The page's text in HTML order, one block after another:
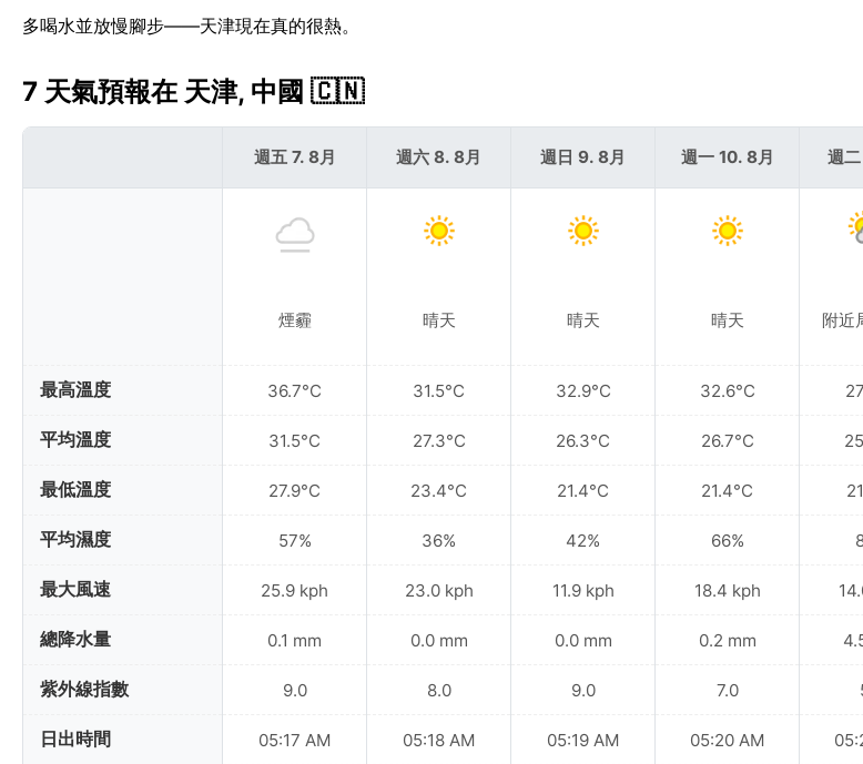
多喝水並放慢腳步——天津現在真的很熱。
7 天氣預報在 天津, 中國 🇨🇳
最高溫度
平均溫度
最低溫度
平均濕度
最大風速
總降水量
紫外線指數
日出時間
週五 7. 8月
煙霾
36.7°C
31.5°C
27.9°C
57%
25.9 kph
0.1 mm
9.0
05:17 AM
週六 8. 8月
晴天
31.5°C
27.3°C
23.4°C
36%
23.0 kph
0.0 mm
8.0
05:18 AM
週日 9. 8月
晴天
32.9°C
26.3°C
21.4°C
42%
11.9 kph
0.0 mm
9.0
05:19 AM
週一 10. 8月
晴天
32.6°C
26.7°C
21.4°C
66%
18.4 kph
0.2 mm
7.0
05:20 AM
週二
附近